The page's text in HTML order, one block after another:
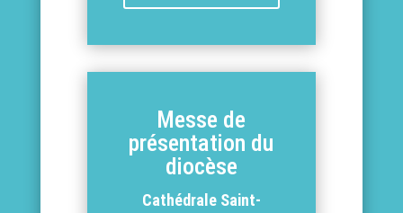
Messe de
présentation du
diocèse
Cathédrale Saint-